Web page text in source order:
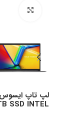
SSD INTEL